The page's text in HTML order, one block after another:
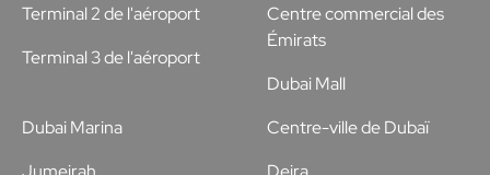
Terminal 2 de l'aéroport
Terminal 3 de l'aéroport
Centre commercial des
Émirats
Dubai Mall
Dubai Marina
Centre-ville de Dubaï